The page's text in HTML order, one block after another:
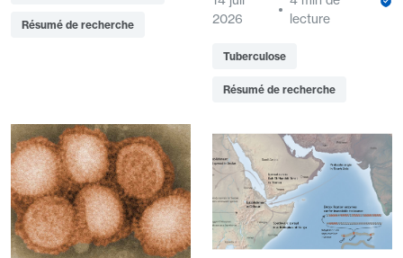
Résumé de recherche
2026
lecture
Tuberculose
Résumé de recherche